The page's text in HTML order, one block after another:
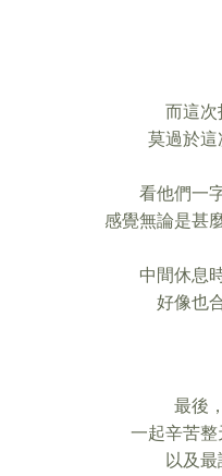
而這
莫過於
看他們一
感覺無論是甚
中間休息
好像也
最後
一起辛苦
以及